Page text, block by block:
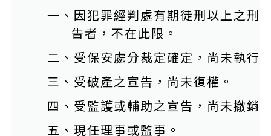
一、因犯罪經判處有期徒刑以上之刑
告者，不在此限。
二、受保安處分裁定確定，尚未執行
三、受破產之宣告，尚未復權。
四、受監護或輔助之宣告，尚未撤銷
五、現任理事或監事。